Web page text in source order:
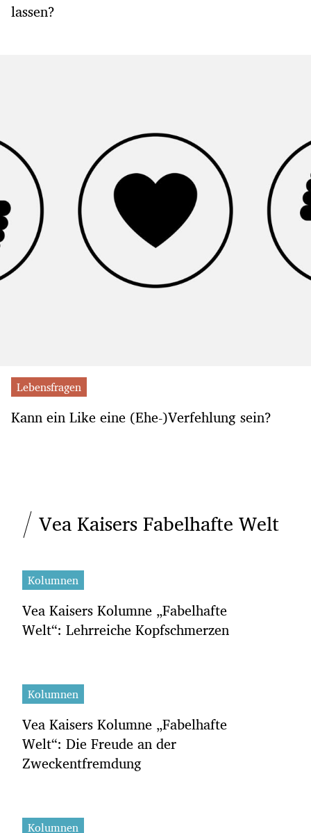
lassen?
Lebensfragen
Kann ein Like eine (Ehe-)Verfehlung sein?
Vea Kaisers Fabelhafte Welt
Kolumnen
Vea Kaisers Kolumne „Fabelhafte
Welt“: Lehrreiche Kopfschmerzen
Kolumnen
Vea Kaisers Kolumne „Fabelhafte
Welt“: Die Freude an der
Zweckentfremdung
Kolumnen